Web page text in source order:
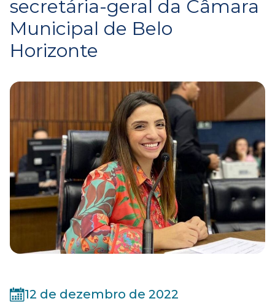
secretária-geral da Câmara
Municipal de Belo
Horizonte
12 de dezembro de 2022